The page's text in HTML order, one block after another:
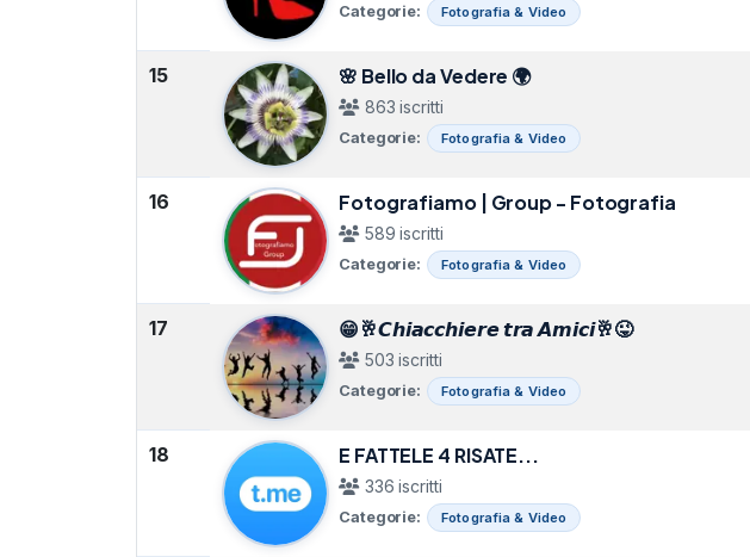
Categorie: Fotografia & Video
15 🌸 Bello da Vedere 🌍
863 iscritti
Categorie: Fotografia & Video
16 Fotografiamo | Group - Fotografia
589 iscritti
Categorie: Fotografia & Video
17 😁🥂𝘾𝙝𝙞𝙖𝙘𝙘𝙝𝙞𝙚𝙧𝙚 𝙩𝙧𝙖 𝘼𝙢𝙞𝙘𝙞🥂😜
503 iscritti
Categorie: Fotografia & Video
18 E FATTELE 4 RISATE...
336 iscritti
Categorie: Fotografia & Video